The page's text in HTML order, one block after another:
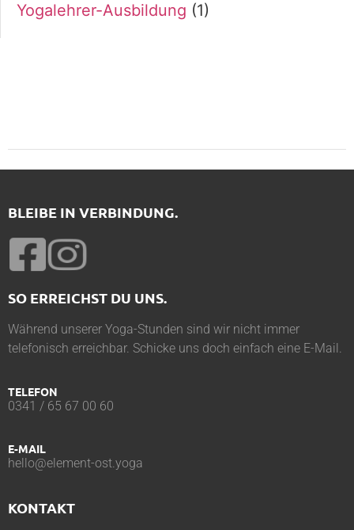
Yogalehrer-Ausbildung (1)
BLEIBE IN VERBINDUNG.
SO ERREICHST DU UNS.
Während unserer Yoga-Stunden sind wir nicht immer
telefonisch erreichbar. Schicke uns doch einfach eine E-Mail.
TELEFON
0341 / 65 67 00 60
E-MAIL
hello@element-ost.yoga
KONTAKT